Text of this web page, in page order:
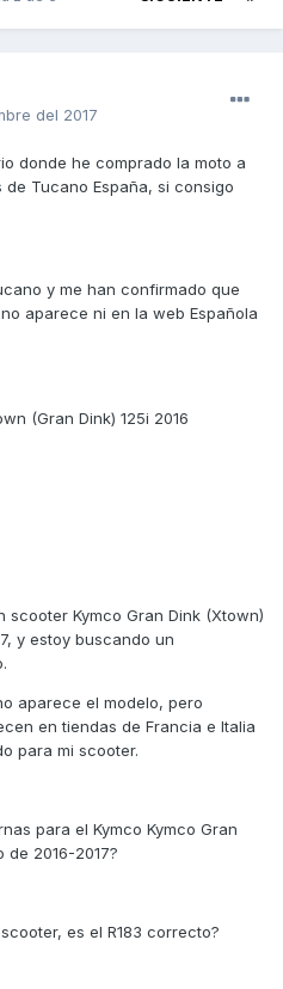
del 2017
donde he comprado la moto a
Tucano España, si consigo
y me han confirmado que
aparece ni en la web Española
(Gran Dink) 125i 2016
Kymco Gran Dink (Xtown)
y estoy buscando un
aparece el modelo, pero
en tiendas de Francia e Italia
para mi scooter.
para el Kymco Kymco Gran
de 2016-2017?
es el R183 correcto?